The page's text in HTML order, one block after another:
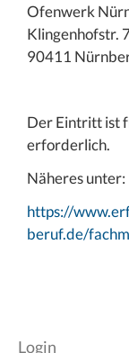
Ofenwerk
Klingenhofstr.
90411
Der Eintritt ist
erforderlich.
Näheres unter:
https://
beruf.de/
Login